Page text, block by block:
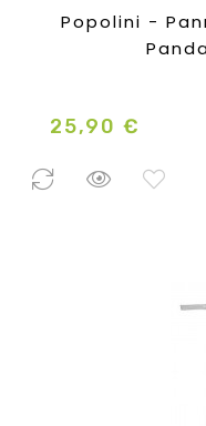
Popolini -
Prezzo
25,90 €
0